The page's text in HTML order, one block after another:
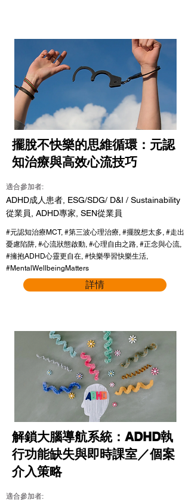
擺脫不快樂的思維循環：元認
知治療與高效心流技巧
適合參加者:
ADHD成人患者, ESG/SDG/ D&I / Sustainability
從業員, ADHD專家, SEN從業員
#元認知治療MCT, #第三波心理治療, #擺脫想太多, #走出
憂慮陷阱, #心流狀態啟動, #心理自由之路, #正念與心流,
#擁抱ADHD心靈更自在, #快樂學習快樂生活,
#MentalWellbeingMatters
詳情
解鎖大腦導航系統：ADHD執
行功能缺失與即時課室／個案
介入策略
適合參加者: